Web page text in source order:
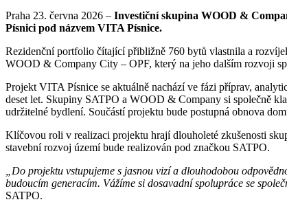
Praha 23. června 2026 – Investiční skupina WOOD &
Písnici pod názvem VITA Písnice.
Rezidenční portfolio čítající přibližně 760 bytů vlastnila a
WOOD & Company City – OPF, který na jeho dalším rozvoji
Projekt VITA Písnice se aktuálně nachází ve fázi příprav,
deset let. Skupiny SATPO a WOOD & Company si společně
udržitelné bydlení. Součástí projektu bude postupná obnova
Klíčovou roli v realizaci projektu hrají dlouholeté zkušenosti
stavební rozvoj území bude realizován pod značkou SATPO.
„Do projektu vstupujeme s jasnou vizí a dlouhodobou
budoucím generacím. Vážíme si dosavadní spolupráce se
SATPO.